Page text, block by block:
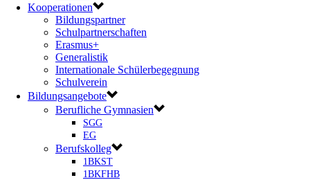
Kooperationen
Bildungspartner
Schulpartnerschaften
Erasmus+
Generalistik
Internationale Schülerbegegnung
Schulverein
Bildungsangebote
Berufliche Gymnasien
SGG
EG
Berufskolleg
1BKST
1BKFHB